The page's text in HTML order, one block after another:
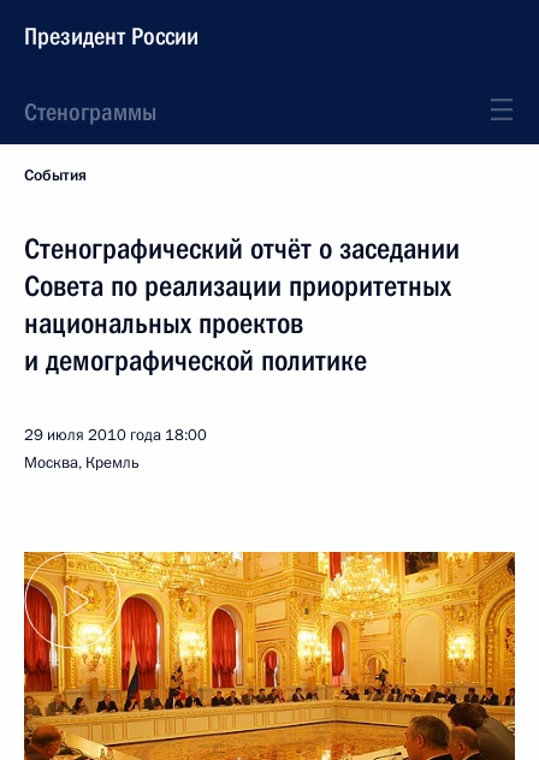
Президент России
Стенограммы
События
Стенографический отчёт о заседании
Совета по реализации приоритетных
национальных проектов
и демографической политике
29 июля 2010 года 18:00
Москва, Кремль